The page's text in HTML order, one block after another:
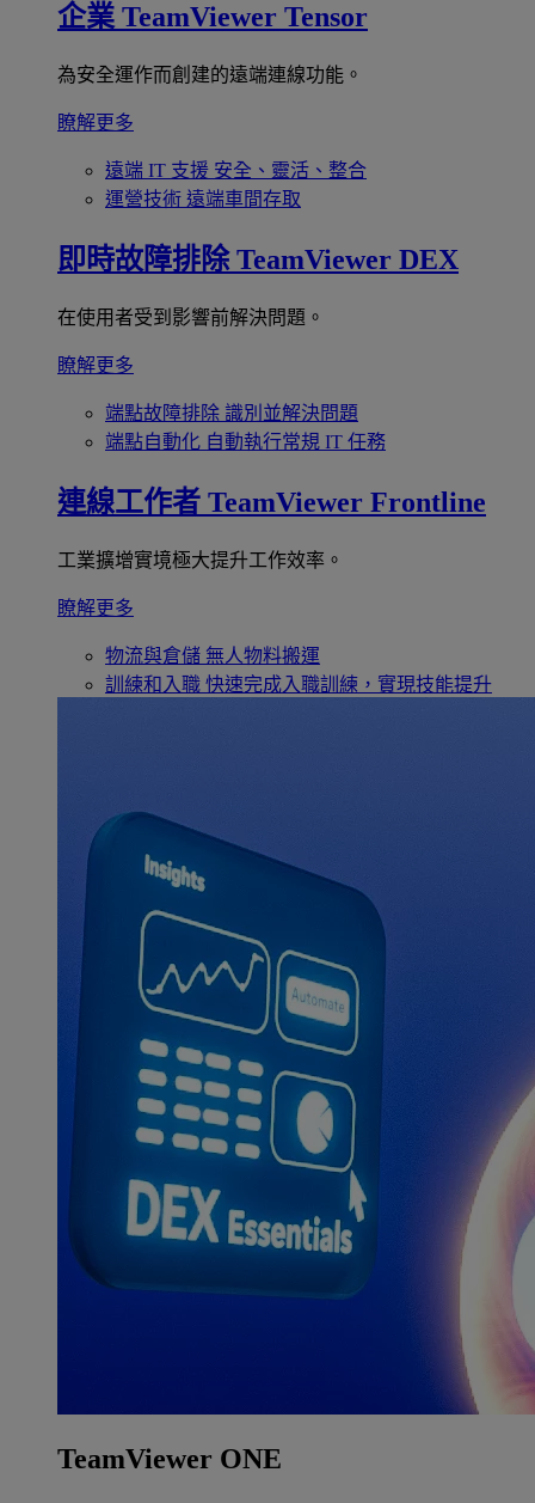
企業 TeamViewer Tensor
為安全運作而創建的遠端連線功能。
瞭解更多
遠端 IT 支援 安全、靈活、整合
運營技術 遠端車間存取
即時故障排除 TeamViewer DEX
在使用者受到影響前解決問題。
瞭解更多
端點故障排除 識別並解決問題
端點自動化 自動執行常規 IT 任務
連線工作者 TeamViewer Frontline
工業擴增實境極大提升工作效率。
瞭解更多
物流與倉儲 無人物料搬運
訓練和入職 快速完成入職訓練，實現技能提升
TeamViewer ONE